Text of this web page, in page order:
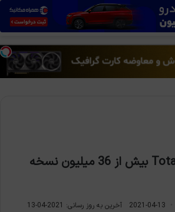
سری بازی Total War بیش از 36 میلیون نسخه
2021-04-13
آخرین به روز رسانی: 2021-04-13